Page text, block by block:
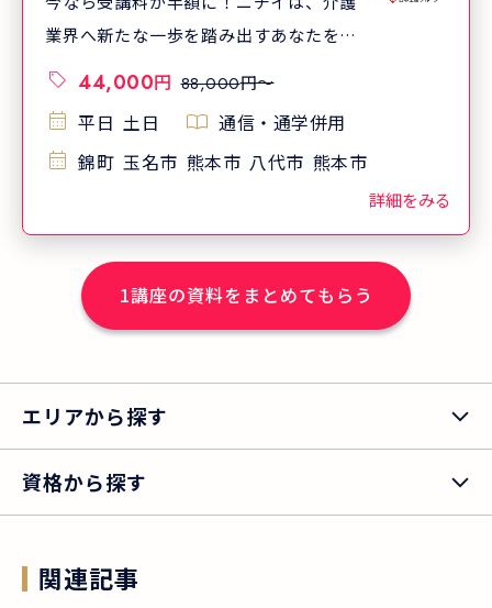
業界へ新たな一歩を踏み出すあなたを応
援します！ キャンペーン期間・対象：
2026年10月22日（木）までに、9・10月
に開講するクラスに受講申し込みされた
方。 ★全額キャッシュバックで、受講料
の介護スタッフとして就職すると、受講
料を全額返金する「受講料キャッシュバ
ック制度」をご利用いただけます。さら
に、入社お祝い金も支給！ ※課税対象に
等所定の採用選考あり。 ★「ニチイの講
生の割合は、93.1%！多くの方にご満足
初任者研修修了生アンケート結果より
（2023年度実績）。アンケートで「とて
44,000円 88,000円〜
平日 土日
通信・通学併用
錦町 玉名市 熊本市 八代市 熊本市
詳細をみる
1講座の資料をまとめてもらう
エリアから探す
資格から探す
関連記事